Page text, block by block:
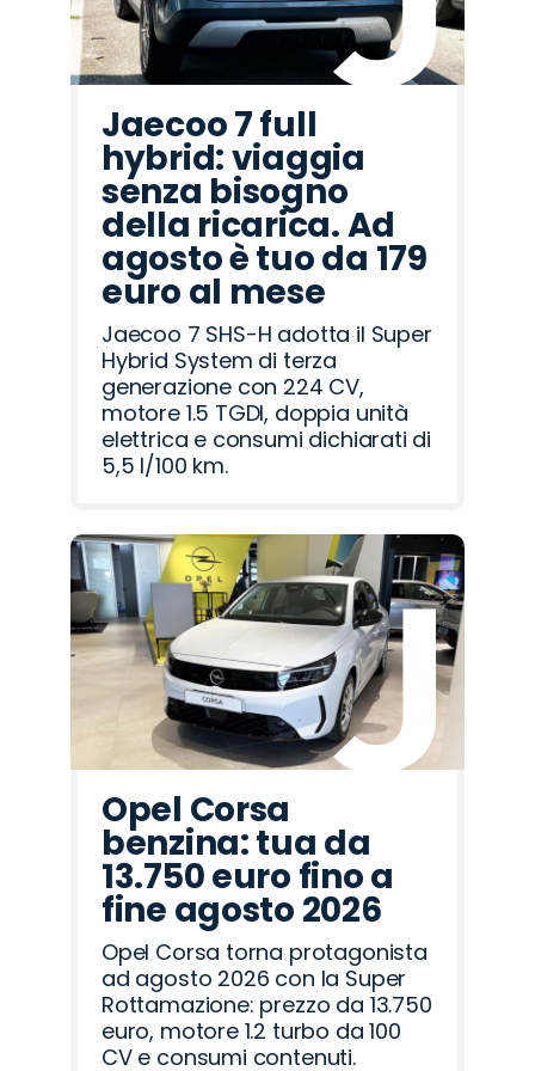
Jaecoo 7 full
hybrid: viaggia
senza bisogno
della ricarica. Ad
agosto è tuo da 179
euro al mese
Jaecoo 7 SHS-H adotta il Super
Hybrid System di terza
generazione con 224 CV,
motore 1.5 TGDI, doppia unità
elettrica e consumi dichiarati di
5,5 l/100 km.
Opel Corsa
benzina: tua da
13.750 euro fino a
fine agosto 2026
Opel Corsa torna protagonista
ad agosto 2026 con la Super
Rottamazione: prezzo da 13.750
euro, motore 1.2 turbo da 100
CV e consumi contenuti.